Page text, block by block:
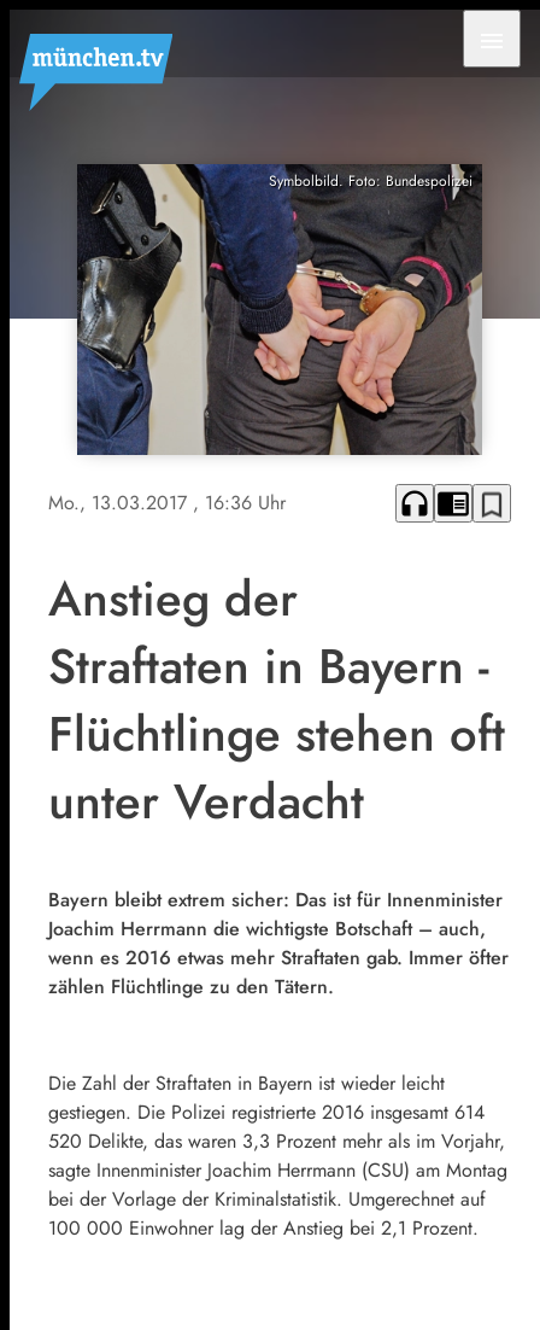
Symbolbild. Foto: Bundespolizei
Mo., 13.03.2017 , 16:36 Uhr headphones chrome_reader_mode bookmark_border
Anstieg der
Straftaten in Bayern -
Flüchtlinge stehen oft
unter Verdacht
Bayern bleibt extrem sicher: Das ist für Innenminister
Joachim Herrmann die wichtigste Botschaft – auch,
wenn es 2016 etwas mehr Straftaten gab. Immer öfter
zählen Flüchtlinge zu den Tätern.
Die Zahl der Straftaten in Bayern ist wieder leicht
gestiegen. Die Polizei registrierte 2016 insgesamt 614
520 Delikte, das waren 3,3 Prozent mehr als im Vorjahr,
sagte Innenminister Joachim Herrmann (CSU) am Montag
bei der Vorlage der Kriminalstatistik. Umgerechnet auf
100 000 Einwohner lag der Anstieg bei 2,1 Prozent.